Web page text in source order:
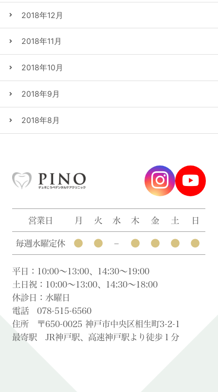
2018年12月
2018年11月
2018年10月
2018年9月
2018年8月
営業日 月 火 水 木 金 土 日
毎週水曜定休 ● ● – ● ● ● ●
平日：10:00〜13:00、14:30〜19:00
土日祝：10:00〜13:00、14:30〜18:00
休診日：水曜日
電話 078-515-6560
住所 〒650-0025 神戸市中央区相生町3-2-1
最寄駅 JR神戸駅、高速神戸駅より徒歩１分